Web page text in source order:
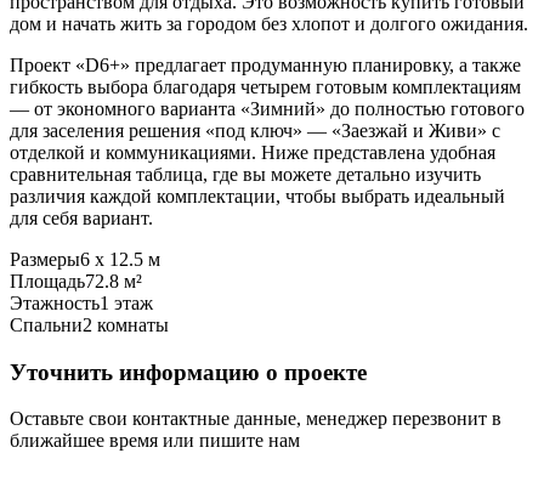
дом и начать жить за городом без хлопот и долгого ожидания.
Проект «D6+» предлагает продуманную планировку, а также
гибкость выбора благодаря четырем готовым комплектациям
— от экономного варианта «Зимний» до полностью готового
для заселения решения «под ключ» — «Заезжай и Живи» с
отделкой и коммуникациями. Ниже представлена удобная
сравнительная таблица, где вы можете детально изучить
различия каждой комплектации, чтобы выбрать идеальный
для себя вариант.
Размеры6 х 12.5 м
Площадь72.8 м²
Этажность1 этаж
Спальни2 комнаты
Уточнить информацию о проекте
Оставьте свои контактные данные, менеджер перезвонит в
ближайшее время или пишите нам